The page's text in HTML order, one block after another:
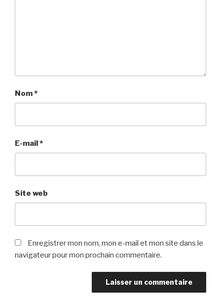
Nom*
E-mail*
Site web
Enregistrer mon nom, mon e-mail et mon site dans le
navigateur pour mon prochain commentaire.